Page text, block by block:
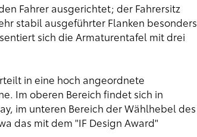
Fahrer ausgerichtet; der Fahrersitz
stabil ausgeführter Flanken besonders
sich die Armaturentafel mit drei
in eine hoch angeordnete
Im oberen Bereich findet sich in
im unteren Bereich der Wählhebel des
das mit dem "IF Design Award"